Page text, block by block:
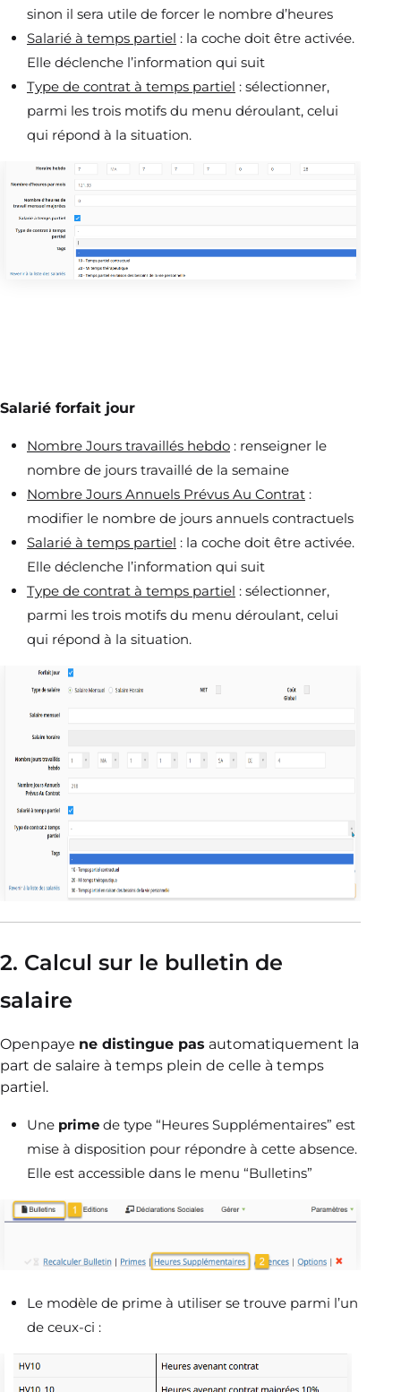
sinon il sera utile de forcer le nombre d’heures
Salarié à temps partiel : la coche doit être activée.
Elle déclenche l’information qui suit
Type de contrat à temps partiel : sélectionner,
parmi les trois motifs du menu déroulant, celui
qui répond à la situation.
Salarié forfait jour
Nombre Jours travaillés hebdo : renseigner le
nombre de jours travaillé de la semaine
Nombre Jours Annuels Prévus Au Contrat :
modifier le nombre de jours annuels contractuels
Salarié à temps partiel : la coche doit être activée.
Elle déclenche l’information qui suit
Type de contrat à temps partiel : sélectionner,
parmi les trois motifs du menu déroulant, celui
qui répond à la situation.
2. Calcul sur le bulletin de
salaire
Openpaye ne distingue pas automatiquement la
part de salaire à temps plein de celle à temps
partiel.
Une prime de type “Heures Supplémentaires” est
mise à disposition pour répondre à cette absence.
Elle est accessible dans le menu “Bulletins”
Le modèle de prime à utiliser se trouve parmi l’un
de ceux-ci :